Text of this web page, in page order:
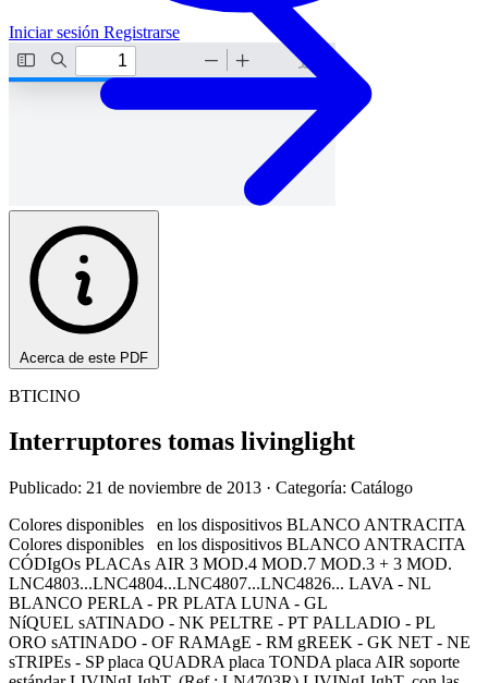
Iniciar sesión Registrarse
Acerca de este PDF
BTICINO
Interruptores tomas livinglight
Publicado: 21 de noviembre de 2013 · Categoría: Catálogo
Colores disponibles en los dispositivos BLANCO ANTRACITA
Colores disponibles en los dispositivos BLANCO ANTRACITA
CÓDIgOs PLACAs AIR 3 MOD.4 MOD.7 MOD.3 + 3 MOD.
LNC4803...LNC4804...LNC4807...LNC4826... LAVA - NL
BLANCO PERLA - PR PLATA LUNA - GL
NíQUEL sATINADO - NK PELTRE - PT PALLADIO - PL
ORO sATINADO - OF RAMAgE - RM gREEK - GK NET - NE
sTRIPEs - SP placa QUADRA placa TONDA placa AIR soporte